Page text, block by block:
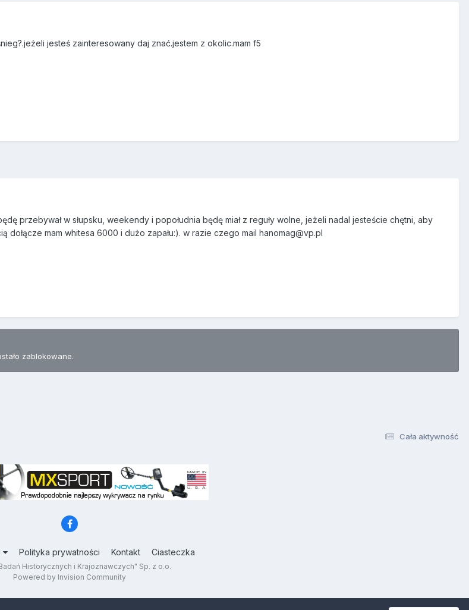
jesteś zainteresowany daj znać.jestem z okolic.mam f5
przebywał w słupsku, weekendy i popołudnia będę miał z reguły wolne, jeżeli nadal jesteście chętni, aby
mam whitesa 6000 i dużo zapału:). w razie czego mail hanomag@vp.pl
zablokowane.
Cała aktywność
Polityka prywatności Kontakt Ciasteczka
Historycznych i Krajoznawczych" Sp. z o.o.
Powered by Invision Community